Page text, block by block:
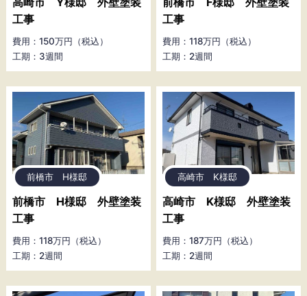
工事
費用：150万円（税込）
工期：3週間
工事
費用：118万円（税込）
工期：2週間
前橋市 H様邸
前橋市 H様邸 外壁塗装
工事
費用：118万円（税込）
工期：2週間
高崎市 K様邸
高崎市 K様邸 外壁塗装
工事
費用：187万円（税込）
工期：2週間